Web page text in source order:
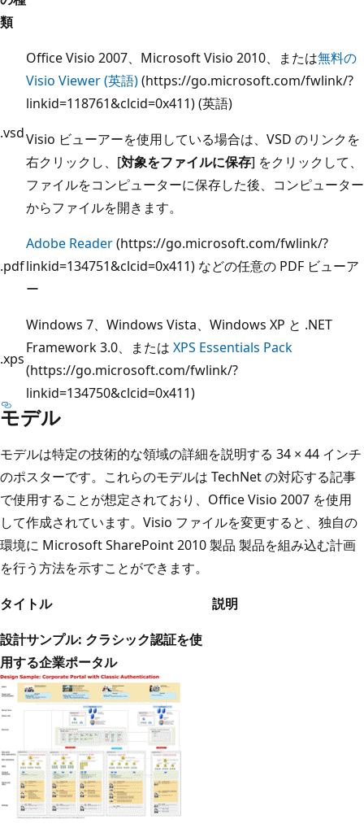
類
.vsd
Office Visio 2007、Microsoft Visio 2010、または無料の
Visio Viewer (英語)(https://go.microsoft.com/fwlink/?
linkid=118761&clcid=0x411) (英語)
Visio ビューアーを使用している場合は、VSD のリンクを
右クリックし、[対象をファイルに保存] をクリックして、
ファイルをコンピューターに保存した後、コンピューター
からファイルを開きます。
.pdf
Adobe Reader(https://go.microsoft.com/fwlink/?
linkid=134751&clcid=0x411) などの任意の PDF ビューア
ー
.xps
Windows 7、Windows Vista、Windows XP と .NET
Framework 3.0、または XPS Essentials Pack
(https://go.microsoft.com/fwlink/?
linkid=134750&clcid=0x411)
モデル
モデルは特定の技術的な領域の詳細を説明する 34 × 44 インチ
のポスターです。これらのモデルは TechNet の対応する記事
で使用することが想定されており、Office Visio 2007 を使用
して作成されています。Visio ファイルを変更すると、独自の
環境に Microsoft SharePoint 2010 製品 製品を組み込む計画
を行う方法を示すことができます。
タイトル
説明
設計サンプル: クラシック認証を使
用する企業ポータル